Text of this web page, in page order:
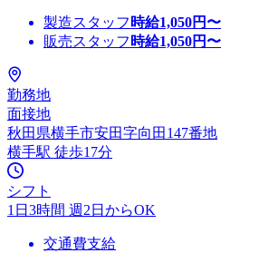
製造スタッフ 時給1,050円〜
販売スタッフ 時給1,050円〜
勤務地
面接地
秋田県横手市安田字向田147番地
横手駅 徒歩17分
シフト
1日3時間 週2日からOK
交通費支給